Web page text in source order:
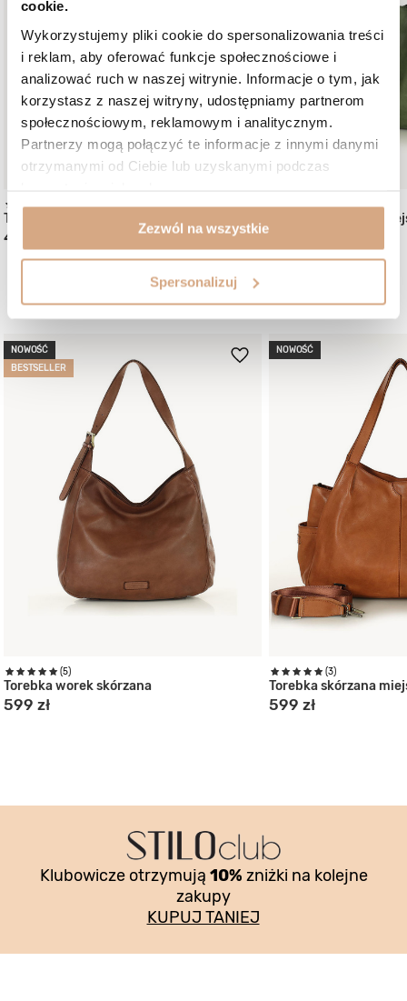
cookie.
Wykorzystujemy pliki cookie do spersonalizowania treści
i reklam, aby oferować funkcje społecznościowe i
analizować ruch w naszej witrynie. Informacje o tym, jak
korzystasz z naszej witryny, udostępniamy partnerom
społecznościowym, reklamowym i analitycznym.
Partnerzy mogą połączyć te informacje z innymi danymi
otrzymanymi od Ciebie lub uzyskanymi podczas
Zezwól na wszystkie
Spersonalizuj
(58)
Torebka skórzana listonoszka
469 zł
(3)
Torebka skórzana
Mogą Ci się spodobać:
NOWOŚĆ
BESTSELLER
(5)
Torebka worek skórzana
599 zł
NOWOŚĆ
(3)
Torebka skórzana
599 zł
Klubowicze otrzymują 10% zniżki na kolejne
zakupy
KUPUJ TANIEJ